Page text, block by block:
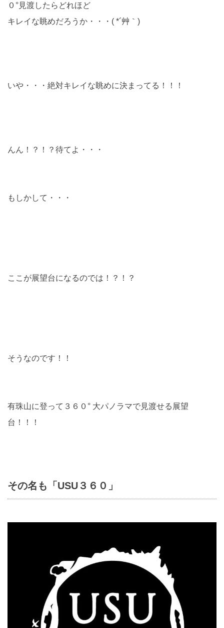
０°見渡したらどれほど
キレイな眺めだろうか・・・( *´艸｀)
いや・・・絶対キレイな眺めに決まってる！！！
んん！？！？待てよ・・・
もしかして・・・
ここが展望台になるのでは！？！？
そうなのです！！
有珠山に登って３６０° 大パノラマで見渡せる展望
台！！！
その名も 「USU３６０」